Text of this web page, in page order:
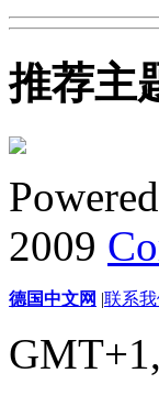
推荐主
2009
德国中文网 |联系